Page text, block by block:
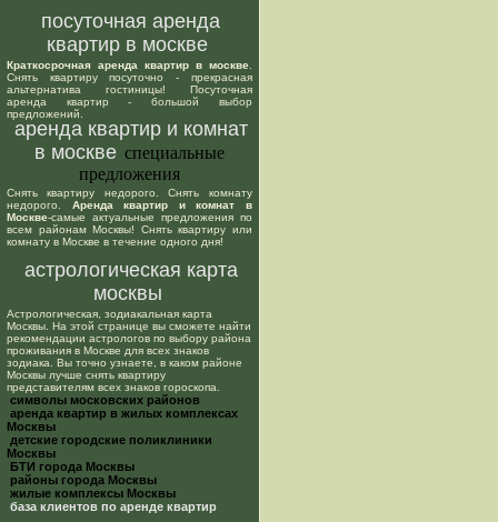
посуточная аренда
квартир в москве
Краткосрочная аренда квартир в москве
Снять квартиру посуточно - прекрасная
альтернатива гостиницы! Посуточная
аренда квартир - большой выбор
предложений.
аренда квартир и комнат
в москве специальные
предложения
Снять квартиру недорого. Снять комнату
недорого. Аренда квартир и комнат в
Москве-самые актуальные предложения по
всем районам Москвы! Снять квартиру или
комнату в Москве в течение одного дня!
астрологическая карта
москвы
Астрологическая, зодиакальная карта
Москвы. На этой странице вы сможете найти
рекомендации астрологов по выбору района
проживания в Москве для всех знаков
зодиака. Вы точно узнаете, в каком районе
Москвы лучше снять квартиру
представителям всех знаков гороскопа.
cимволы московских районов
аренда квартир в жилых комплексах
Москвы
детские городские поликлиники
Москвы
БТИ города Москвы
районы города Москвы
жилые комплексы Москвы
база клиентов по аренде квартир